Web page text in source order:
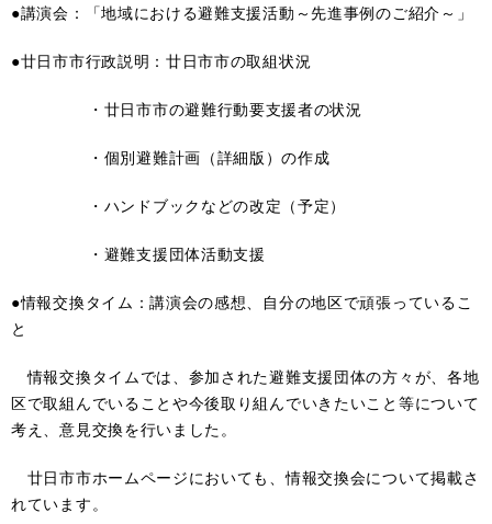
●講演会：「地域における避難支援活動～先進事例のご紹介～」
●廿日市市行政説明：廿日市市の取組状況
・廿日市市の避難行動要支援者の状況
・個別避難計画（詳細版）の作成
・ハンドブックなどの改定（予定）
・避難支援団体活動支援
●情報交換タイム：講演会の感想、自分の地区で頑張っているこ
と
情報交換タイムでは、参加された避難支援団体の方々が、各地
区で取組んでいることや今後取り組んでいきたいこと等について
考え、意見交換を行いました。
廿日市市ホームページにおいても、情報交換会について掲載さ
れています。